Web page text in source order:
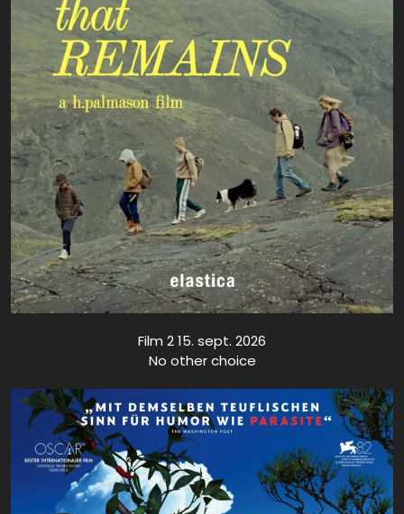
Film 2 15. sept. 2026
No other choice